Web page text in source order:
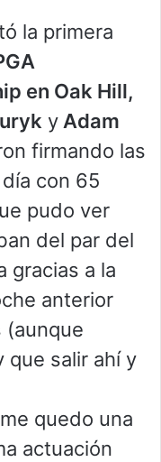
la primera
en Oak Hill,
yAdam
firmando las
con 65
pudo ver
del par del
gracias a la
anterior
(aunque
que salir ahí y
quedo una
actuación